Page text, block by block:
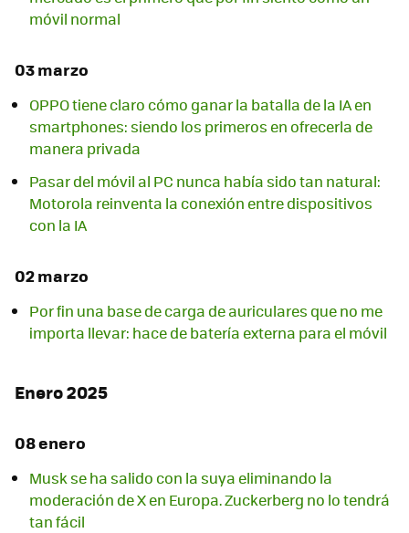
móvil normal
03 marzo
OPPO tiene claro cómo ganar la batalla de la IA en
smartphones: siendo los primeros en ofrecerla de
manera privada
Pasar del móvil al PC nunca había sido tan natural:
Motorola reinventa la conexión entre dispositivos
con la IA
02 marzo
Por fin una base de carga de auriculares que no me
importa llevar: hace de batería externa para el móvil
Enero 2025
08 enero
Musk se ha salido con la suya eliminando la
moderación de X en Europa. Zuckerberg no lo tendrá
tan fácil